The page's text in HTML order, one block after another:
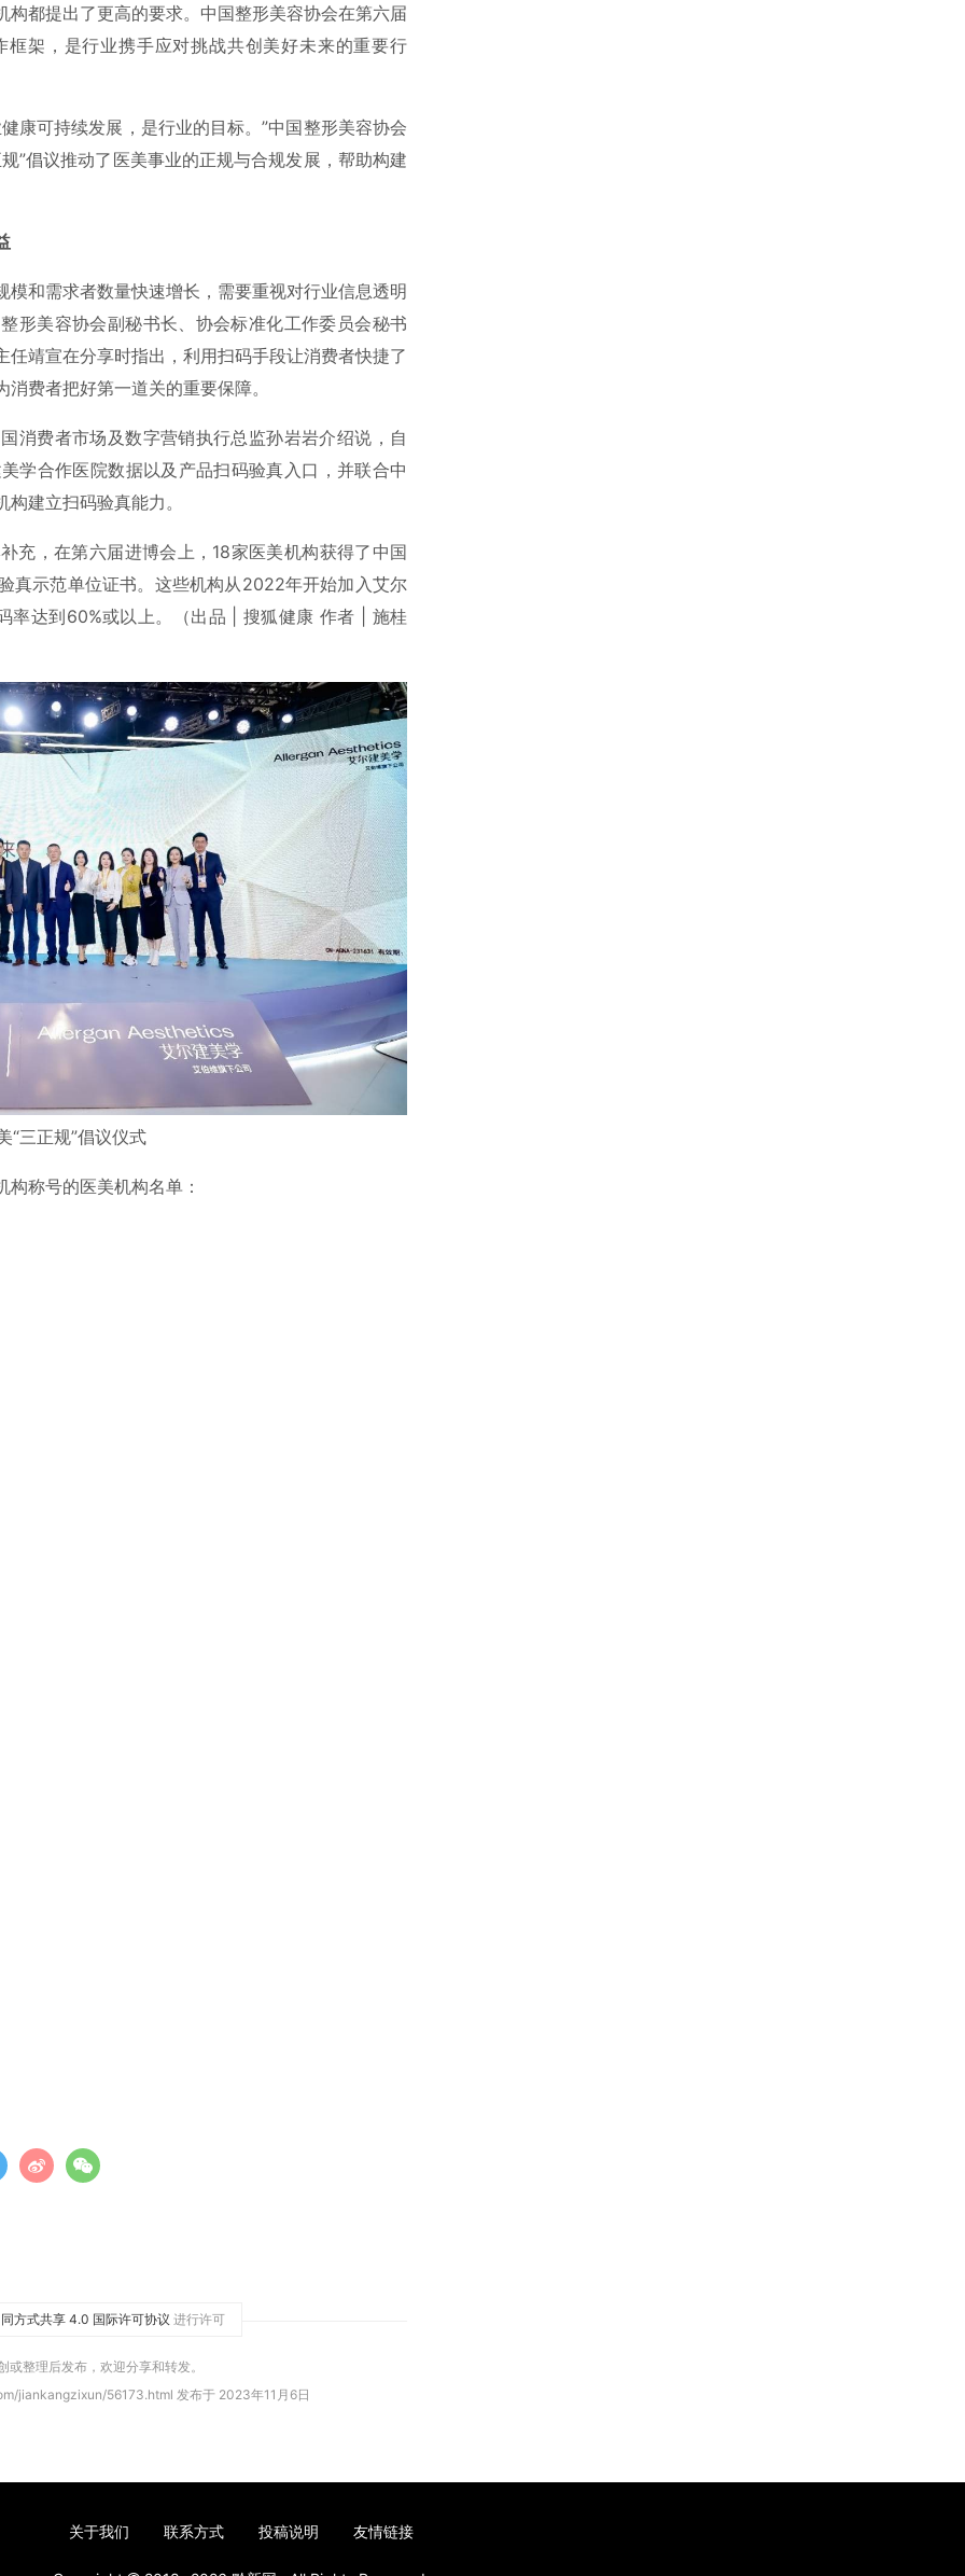
都提出了更高的要求。中国整形美容协会在第六届
架，是行业携手应对挑战共创美好未来的重要行
康可持续发展，是行业的目标。”中国整形美容协会
”倡议推动了医美事业的正规与合规发展，帮助构建
和需求者数量快速增长，需要重视对行业信息透明
形美容协会副秘书长、协会标准化工作委员会秘书
靖宣在分享时指出，利用扫码手段让消费者快捷了
费者把好第一道关的重要保障。
消费者市场及数字营销执行总监孙岩岩介绍说，自
学合作医院数据以及产品扫码验真入口，并联合中
建立扫码验真能力。
充，在第六届进博会上，18家医美机构获得了中国
真示范单位证书。这些机构从2022年开始加入艾尔
率达到60%或以上。（出品 | 搜狐健康 作者 | 施桂
“三正规”倡议仪式
称号的医美机构名单：
方式共享 4.0 国际许可协议 进行许可
或整理后发布，欢迎分享和转发。
jiankangzixun/56173.html 发布于 2023年11月6日
关于我们 联系方式 投稿说明 友情链接